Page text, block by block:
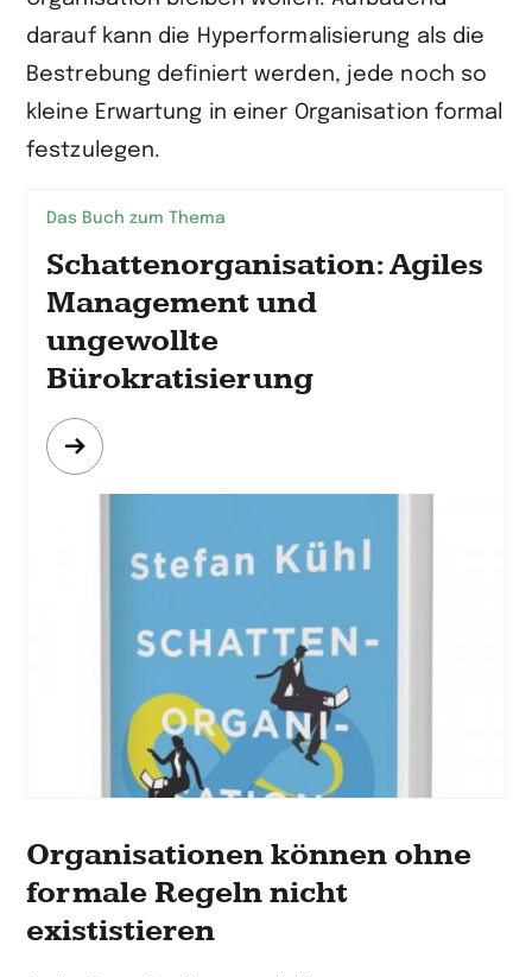
darauf kann die Hyperformalisierung als die
Bestrebung definiert werden, jede noch so
kleine Erwartung in einer Organisation formal
festzulegen.
Das Buch zum Thema
Schattenorganisation: Agiles
Management und
ungewollte
Bürokratisierung
Mehr
erfahren
Organisationen können ohne
formale Regeln nicht
exististieren